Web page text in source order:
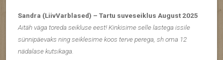
Sandra (LiivVarblased) – Tartu suveseiklus August 2025
Aitäh väga toreda seikluse eest! Kinkisime selle lastega issile
sünnipäevaks ning seiklesime koos terve perega, sh oma 12
nädalase kutsikaga.